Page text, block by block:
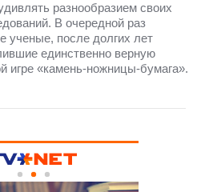
разнообразием своих
В очередной раз
ученые, после долгих лет
единственно верную
игре «камень-ножницы-бумага».